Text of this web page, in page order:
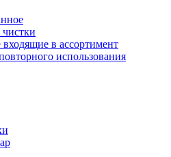
в ассортимент
использования